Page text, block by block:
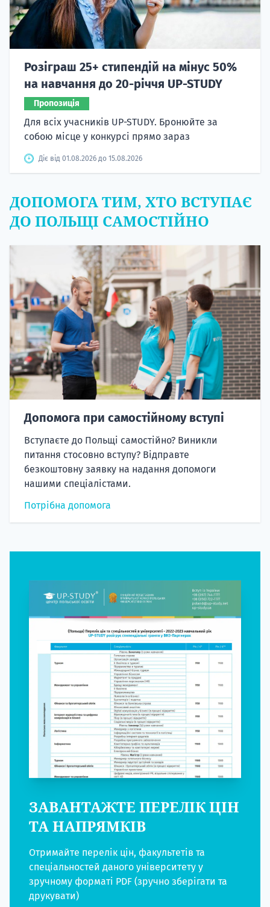
Розіграш 25+ стипендій на мінус 50%
на навчання до 20-річчя UP-STUDY
Пропозиція
Для всіх учасників UP-STUDY. Бронюйте за
собою місце у конкурсі прямо зараз
Діє від 01.08.2026 до 15.08.2026
ДОПОМОГА ТИМ, ХТО ВСТУПАЄ
ДО ПОЛЬЩІ САМОСТІЙНО
Допомога при самостійному вступі
Вступаєте до Польщі самостійно? Виникли
питання стосовно вступу? Відправте
безкоштовну заявку на надання допомоги
нашими спеціалістами.
Потрібна допомога
ЗАВАНТАЖТЕ ПЕРЕЛІК ЦІН
ТА НАПРЯМКІВ
Отримайте перелік цін, факультетів та
спеціальностей даного університету у
зручному форматі PDF (зручно зберігати та
друкувати)